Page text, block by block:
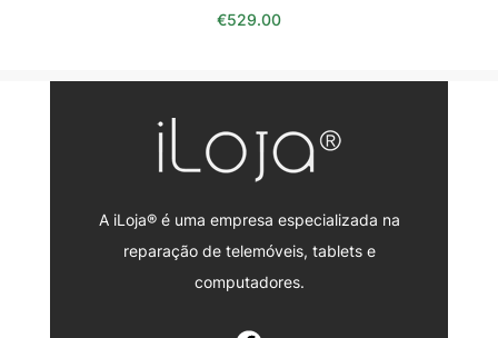
€529.00
A iLoja® é uma empresa especializada na
reparação de telemóveis, tablets e
computadores.